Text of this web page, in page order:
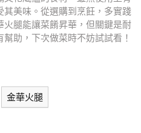
美味。從選購到烹飪，多實踐
腿能讓菜餚昇華，但關鍵是耐
助，下次做菜時不妨試試看！
金華火腿